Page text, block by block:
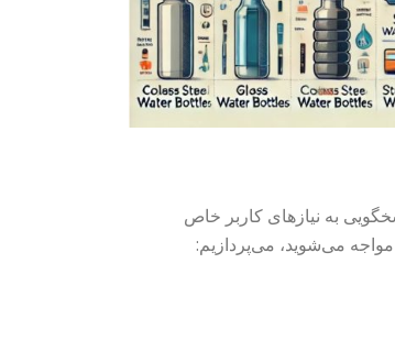
به نیازهای کاربر خاص
مواجه می‌شوید، می‌پردازیم: